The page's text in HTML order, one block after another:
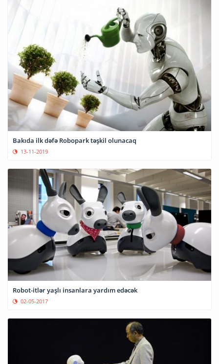
Bakıda ilk dəfə Robopark təşkil olunacaq
13-11-2019
Robot-itlər yaşlı insanlara yardım edəcək
02-05-2017